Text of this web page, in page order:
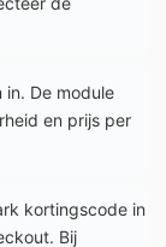
De module
en prijs per
kortingscode in
Bij